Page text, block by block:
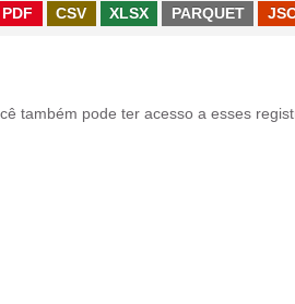
PDF CSV XLSX PARQUET
também pode ter acesso a esses